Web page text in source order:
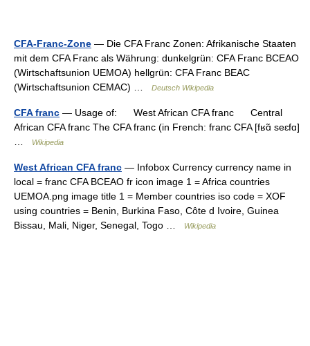
CFA-Franc-Zone — Die CFA Franc Zonen: Afrikanische Staaten
mit dem CFA Franc als Währung: dunkelgrün: CFA Franc BCEAO
(Wirtschaftsunion UEMOA) hellgrün: CFA Franc BEAC
(Wirtschaftsunion CEMAC) …
Deutsch Wikipedia
CFA franc — Usage of: West African CFA franc Central
African CFA franc The CFA franc (in French: franc CFA [fʁɑ̃ seɛfɑ]
Wikipedia
West African CFA franc — Infobox Currency currency name in
local = franc CFA BCEAO fr icon image 1 = Africa countries
UEMOA.png image title 1 = Member countries iso code = XOF
using countries = Benin, Burkina Faso, Côte d Ivoire, Guinea
Bissau, Mali, Niger, Senegal, Togo …
Wikipedia